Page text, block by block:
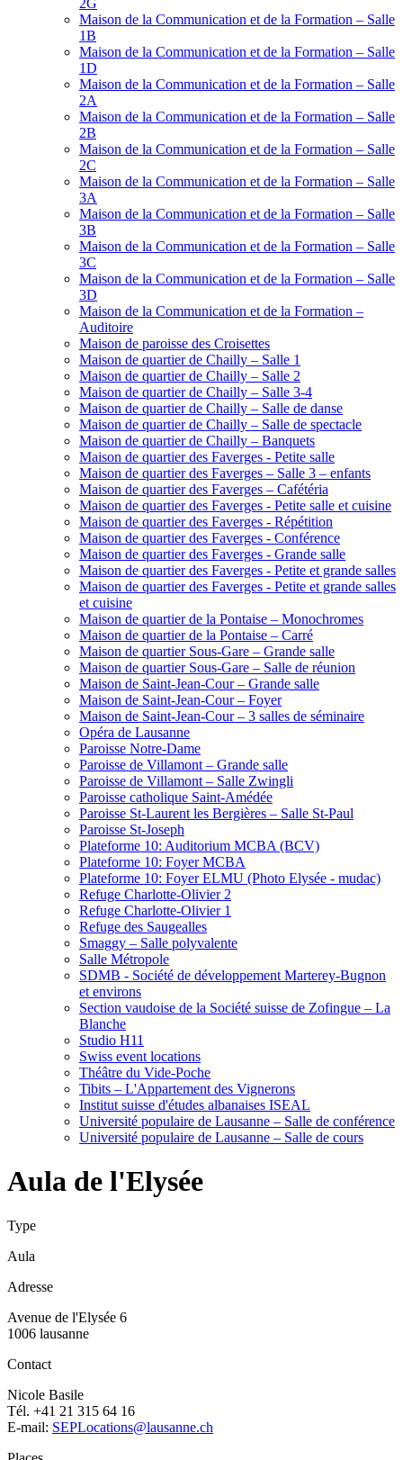
Maison de la Communication et de la Formation – Salle
1B
Maison de la Communication et de la Formation – Salle
1D
Maison de la Communication et de la Formation – Salle
2A
Maison de la Communication et de la Formation – Salle
2B
Maison de la Communication et de la Formation – Salle
2C
Maison de la Communication et de la Formation – Salle
3A
Maison de la Communication et de la Formation – Salle
3B
Maison de la Communication et de la Formation – Salle
3C
Maison de la Communication et de la Formation – Salle
3D
Maison de la Communication et de la Formation –
Auditoire
Maison de paroisse des Croisettes
Maison de quartier de Chailly – Salle 1
Maison de quartier de Chailly – Salle 2
Maison de quartier de Chailly – Salle 3-4
Maison de quartier de Chailly – Salle de danse
Maison de quartier de Chailly – Salle de spectacle
Maison de quartier de Chailly – Banquets
Maison de quartier des Faverges - Petite salle
Maison de quartier des Faverges – Salle 3 – enfants
Maison de quartier des Faverges – Cafétéria
Maison de quartier des Faverges - Petite salle et cuisine
Maison de quartier des Faverges - Répétition
Maison de quartier des Faverges - Conférence
Maison de quartier des Faverges - Grande salle
Maison de quartier des Faverges - Petite et grande salles
Maison de quartier des Faverges - Petite et grande salles
et cuisine
Maison de quartier de la Pontaise – Monochromes
Maison de quartier de la Pontaise – Carré
Maison de quartier Sous-Gare – Grande salle
Maison de quartier Sous-Gare – Salle de réunion
Maison de Saint-Jean-Cour – Grande salle
Maison de Saint-Jean-Cour – Foyer
Maison de Saint-Jean-Cour – 3 salles de séminaire
Opéra de Lausanne
Paroisse Notre-Dame
Paroisse de Villamont – Grande salle
Paroisse de Villamont – Salle Zwingli
Paroisse catholique Saint-Amédée
Paroisse St-Laurent les Bergières – Salle St-Paul
Paroisse St-Joseph
Plateforme 10: Auditorium MCBA (BCV)
Plateforme 10: Foyer MCBA
Plateforme 10: Foyer ELMU (Photo Elysée - mudac)
Refuge Charlotte-Olivier 2
Refuge Charlotte-Olivier 1
Refuge des Saugealles
Smaggy – Salle polyvalente
Salle Métropole
SDMB - Société de développement Marterey-Bugnon
et environs
Section vaudoise de la Société suisse de Zofingue – La
Blanche
Studio H11
Swiss event locations
Théâtre du Vide-Poche
Tibits – L'Appartement des Vignerons
Institut suisse d'études albanaises ISEAL
Université populaire de Lausanne – Salle de conférence
Université populaire de Lausanne – Salle de cours
Aula de l'Elysée
Type
Aula
Adresse
Avenue de l'Elysée 6
1006 lausanne
Contact
Nicole Basile
Tél. +41 21 315 64 16
E-mail: SEPLocations@lausanne.ch